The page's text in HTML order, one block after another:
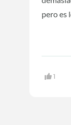
pero es
1